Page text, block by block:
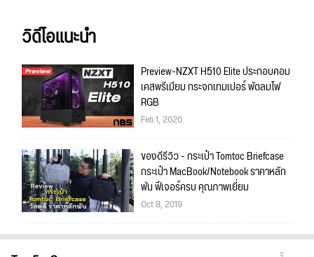
วิดีโอแนะนำ
Preview-NZXT H510 Elite ประกอบคอม
เคสพรีเมียม กระจกเทมเปอร์ พัดลมไฟ
RGB
Feb 1, 2020
ของดีรีวิว - กระเป๋า Tomtoc Briefcase
กระเป๋า MacBook/Notebook ราคาหลัก
พัน ฟีเจอร์ครบ คุณภาพเยี่ยม
Oct 8, 2019